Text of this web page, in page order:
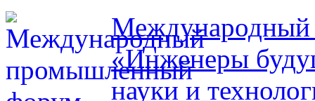
«Инженеры
науки и